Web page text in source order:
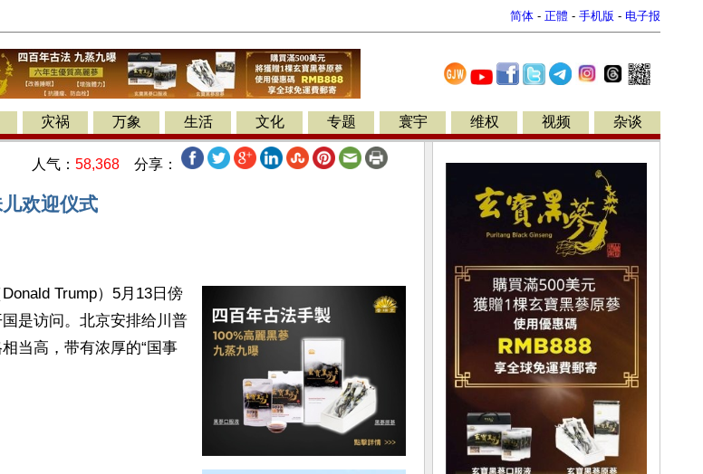
简体 - 正體 - 手机版 - 电子报
灾祸 万象 生活 文化 专题 寰宇 维权 视频 杂谈
人气： 58,368 分享：
欢迎仪式
Trump）5月13日傍
是访问。北京安排给川普
当高，带有浓厚的“国事